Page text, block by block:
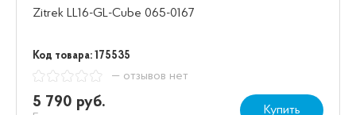
Zitrek LL16-GL-Cube 065-0167
Код товара: 175535
— отзывов нет
5 790 руб. Купить